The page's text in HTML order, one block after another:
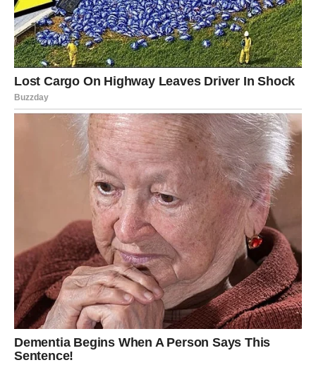
Nova energija donosi vam spontane događaje i mnogo
pozitivnih emocija.
Jedna osoba sada pokazuje koliko joj značite.
Sreća vam dolazi onda kada je najmanje
očekujete
Pred vama su veoma uzbudljivi trenuci.
JARAC
Jarčevi konačno ulaze u stabilniji i mirniji period.
Poslije mnogo borbe dolazi osjećaj da se život konačno
vraća u ravnotežu.
Karma vam donosi unutrašnji mir